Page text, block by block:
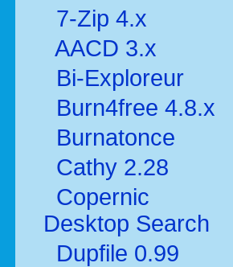
7-Zip 4.x
AACD 3.x
Bi-Exploreur
Burn4free 4.8.x
Burnatonce
Cathy 2.28
Copernic
Desktop Search
Dupfile 0.99